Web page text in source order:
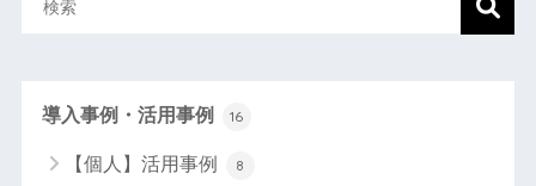
導入事例・活用事例 16
【個人】活用事例 8